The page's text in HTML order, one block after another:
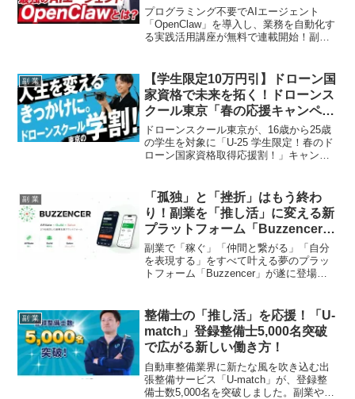
なたの推し活を爆速化！
プログラミング不要でAIエージェント
「OpenClaw」を導入し、業務を自動化す
る実践活用講座が無料で連載開始！副業
のノウハウを徹底解説します。
副 業
【学生限定10万円引】ドローン国
家資格で未来を拓く！ドローンス
クール東京「春の応援キャンペー
ン」で副業チャンスを掴もう！
ドローンスクール東京が、16歳から25歳
の学生を対象に「U-25 学生限定！春のド
ローン国家資格取得応援割！」キャンペ
チャンスは、未来のキャリアや副業の可
能性を広げたい学生にとって見逃せませ
ん。ドローン業界の最前線で活躍するチ
ャンスを掴みましょう！
副 業
「孤独」と「挫折」はもう終わ
り！副業を「推し活」に変える新
プラットフォーム「Buzzencer」
が爆誕！
副業で「稼ぐ」「仲間と繋がる」「自分
を表現する」をすべて叶える夢のプラッ
トフォーム「Buzzencer」が遂に登場！
であなたの「好き」を発信できる。これ
からの副業は、きっともっと楽しくなる
はず！
副 業
整備士の「推し活」を応援！「U-
match」登録整備士5,000名突破
で広がる新しい働き方！
自動車整備業界に新たな風を吹き込む出
張整備サービス「U-match」が、登録整
備士数5,000名を突破しました。副業やフ